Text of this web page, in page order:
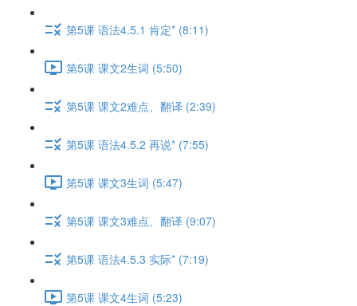
第5课 语法4.5.1 肯定* (8:11)
第5课 课文2生词 (5:50)
第5课 课文2难点、翻译 (2:39)
第5课 语法4.5.2 再说* (7:55)
第5课 课文3生词 (5:47)
第5课 课文3难点、翻译 (9:07)
第5课 语法4.5.3 实际* (7:19)
第5课 课文4生词 (5:23)